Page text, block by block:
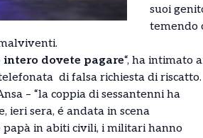
suoi
temendo
intero dovete pagare“, ha intimato
di falsa richiesta di riscatto.
– “la coppia di sessantenni ha
ieri sera, é andata in scena
papà in abiti civili, i militari hanno